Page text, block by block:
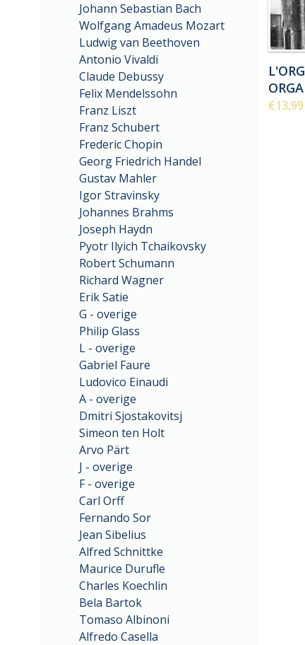
Johann Sebastian Bach
Wolfgang Amadeus Mozart
Ludwig van Beethoven
Antonio Vivaldi
Claude Debussy
Felix Mendelssohn
Franz Liszt
Franz Schubert
Frederic Chopin
Georg Friedrich Handel
Gustav Mahler
Igor Stravinsky
Johannes Brahms
Joseph Haydn
Pyotr Ilyich Tchaikovsky
Robert Schumann
Richard Wagner
Erik Satie
G - overige
Philip Glass
L - overige
Gabriel Faure
Ludovico Einaudi
A - overige
Dmitri Sjostakovitsj
Simeon ten Holt
Arvo Pärt
J - overige
F - overige
Carl Orff
Fernando Sor
Jean Sibelius
Alfred Schnittke
Maurice Durufle
Charles Koechlin
Bela Bartok
Tomaso Albinoni
Alfredo Casella
€13,99